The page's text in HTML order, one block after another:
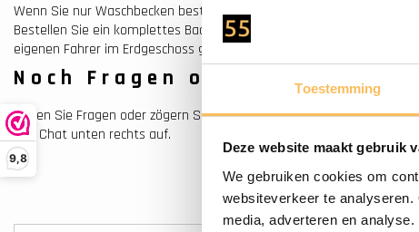
Toestemming
Deze website maakt gebruik
We gebruiken cookies om
websiteverkeer te
media, adverteren en
9,8
Wenn Sie nur Waschbecken bestellen, werden diese von einem
Bestellen Sie ein komplettes Badezimmermöbel mit diesen
eigenen Fahrer im Erdgeschoss geliefert.
Noch Fragen oder Hilfe
Haben Sie Fragen oder zögern Sie noch? Nehmen Sie gerne
den Chat unten rechts auf.